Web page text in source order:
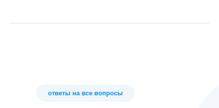
ответы на все вопросы